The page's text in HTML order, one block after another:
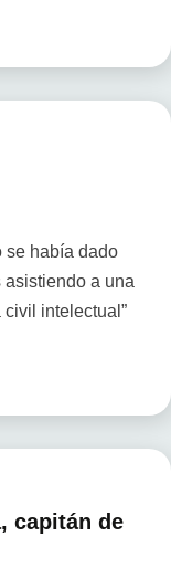
se había dado
asistiendo a una
intelectual”
capitán de